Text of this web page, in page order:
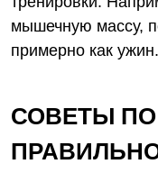
мышечную массу,
примерно как ужин.
СОВЕТЫ